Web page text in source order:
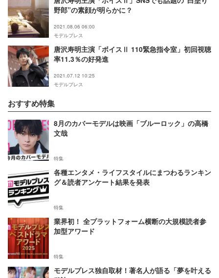
野郎”の素顔が明らかに？
2021.08.06 06:00
モデルプレス
唐沢寿明主演「ボイスⅡ 110緊急指令室」初回視聴
率11.3％の好発進
2021.07.12 10:25
モデルプレス
おすすめ特集
8月のカバーモデルは映画「ブルーロック」の高橋
文哉
特集
各種エンタメ・ライフスタイルにまつわるランキン
グ＆読者アンケート結果を発表
特集
業界初！ 全プラットフォーム横断の大規模読者参
加型アワード
特集
モデルプレス独自取材！著名人が語る「夢を叶える